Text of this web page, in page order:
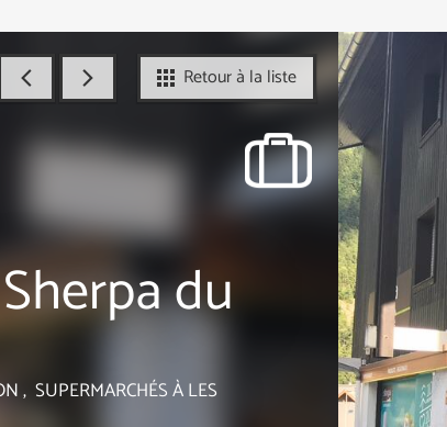
Retour à la liste
du
, SUPERMARCHÉSÀ LES